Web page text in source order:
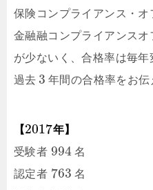
保険コンプライアンス・
金融融コンプライアンスオ
が少ないく、合格率は毎年
過去 3 年間の合格率をお伝
【2017年】
受験者 994名
認定者 763 名